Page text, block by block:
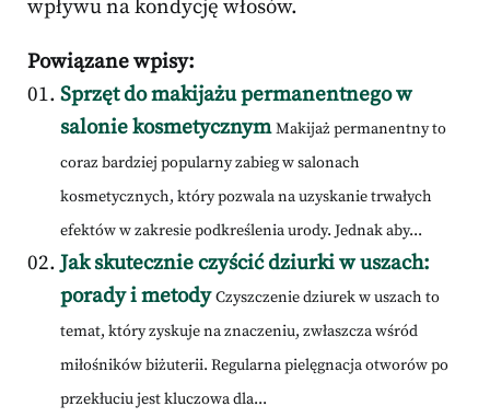
wpływu na kondycję włosów.
Powiązane wpisy:
Sprzęt do makijażu permanentnego w
salonie kosmetycznym Makijaż permanentny to
coraz bardziej popularny zabieg w salonach
kosmetycznych, który pozwala na uzyskanie trwałych
efektów w zakresie podkreślenia urody. Jednak aby...
Jak skutecznie czyścić dziurki w uszach:
porady i metody Czyszczenie dziurek w uszach to
temat, który zyskuje na znaczeniu, zwłaszcza wśród
miłośników biżuterii. Regularna pielęgnacja otworów po
przekłuciu jest kluczowa dla...